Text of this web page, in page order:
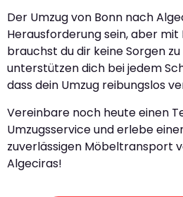
Der Umzug von Bonn nach
Herausforderung sein, aber mit
brauchst du dir keine Sorgen
unterstützen dich bei jedem
dass dein Umzug reibungslos
Vereinbare noch heute einen
Umzugsservice und erlebe
zuverlässigen Möbeltransport
Algeciras!